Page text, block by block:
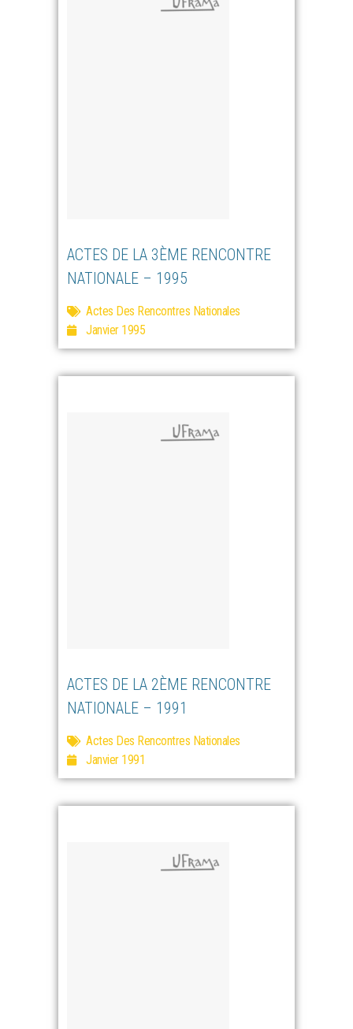
ACTES DE LA 3ÈME RENCONTRE
NATIONALE – 1995
Actes Des Rencontres Nationales
Janvier 1995
ACTES DE LA 2ÈME RENCONTRE
NATIONALE – 1991
Actes Des Rencontres Nationales
Janvier 1991